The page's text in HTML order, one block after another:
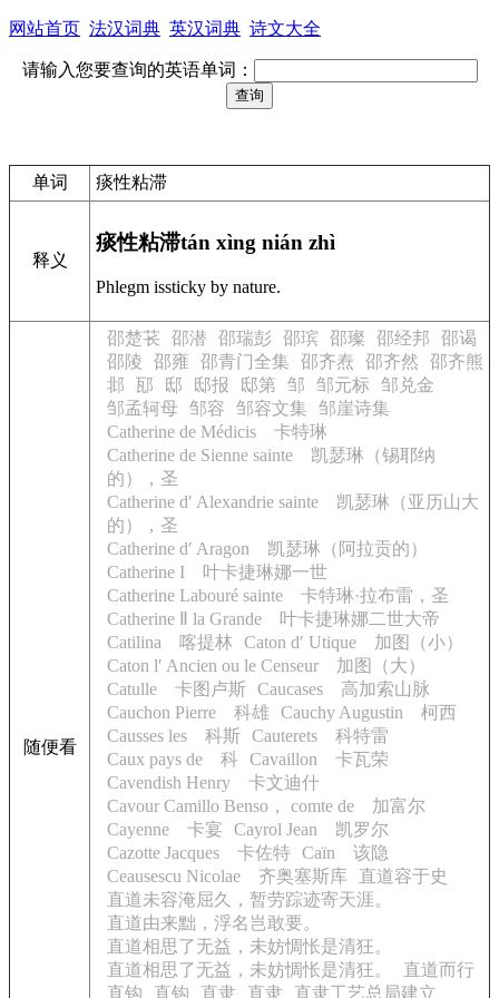
网站首页 法汉词典 英汉词典 诗文大全
请输入您要查询的英语单词：
单词 痰性粘滞
释义
痰性粘滞tán xìng nián zhì
Phlegm issticky by nature.
随便看
邵楚苌 邵潜 邵瑞彭 邵瑸 邵璨 邵经邦
邵谒
邵陵
邵雍 邵青门全集 邵齐焘 邵齐然
邵齐熊
邶
邷 邸 邸报 邸第 邹 邹元标
邹兑金
邹孟轲母
邹容 邹容文集
邹崖诗集
Catherine de Médicis 卡特琳
Catherine de Sienne sainte 凯瑟琳（锡耶纳
的），圣
Catherine d′ Alexandrie sainte 凯瑟琳（亚历山大
的），圣
Catherine d′ Aragon 凯瑟琳（阿拉贡的）
Catherine I 叶卡捷琳娜一世
Catherine Labouré sainte 卡特琳·拉布雷，圣
Catherine Ⅱ la Grande 叶卡捷琳娜二世大帝
Catilina 喀提林
Caton d′ Utique 加图（小）
Caton l′ Ancien ou le Censeur 加图（大）
Catulle 卡图卢斯 Caucases 高加索山脉
Cauchon Pierre 科雄 Cauchy Augustin 柯西
Causses les 科斯 Cauterets 科特雷
Caux pays de 科 Cavaillon 卡瓦荣
Cavendish Henry 卡文迪什
Cavour Camillo Benso， comte de 加富尔
Cayenne 卡宴
Cayrol Jean 凯罗尔
Cazotte Jacques 卡佐特 Caïn 该隐
Ceausescu Nicolae 齐奥塞斯库
直道容于史
直道未容淹屈久，暂劳踪迹寄天涯。
直道由来黜，浮名岂敢要。
直道相思了无益，未妨惆怅是清狂。
直道相思了无益，未妨惆怅是清狂。
直道而行
直钩
直钩 直隶 直隶 直隶工艺总局建立